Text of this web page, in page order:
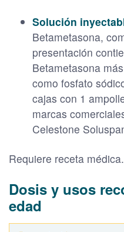
Solución
Betametasona,
presentación
Betametasona
como fosfato
cajas con 1
marcas
Celestone
Requiere receta médica.
Dosis y usos
edad